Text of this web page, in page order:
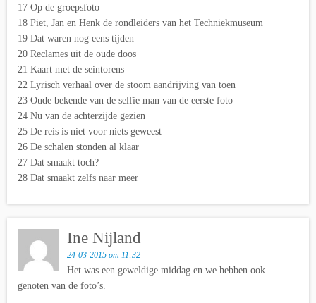
17 Op de groepsfoto
18 Piet, Jan en Henk de rondleiders van het Techniekmuseum
19 Dat waren nog eens tijden
20 Reclames uit de oude doos
21 Kaart met de seintorens
22 Lyrisch verhaal over de stoom aandrijving van toen
23 Oude bekende van de selfie man van de eerste foto
24 Nu van de achterzijde gezien
25 De reis is niet voor niets geweest
26 De schalen stonden al klaar
27 Dat smaakt toch?
28 Dat smaakt zelfs naar meer
Ine Nijland
24-03-2015 om 11:32
Het was een geweldige middag en we hebben ook
genoten van de foto’s.